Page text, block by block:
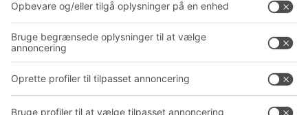
Intralogistikløsninger
Kassesystemer
Reolsystemer
Service
PRODUKTKATALOG
PROJECT GUIDE
Virksomhed Follow us